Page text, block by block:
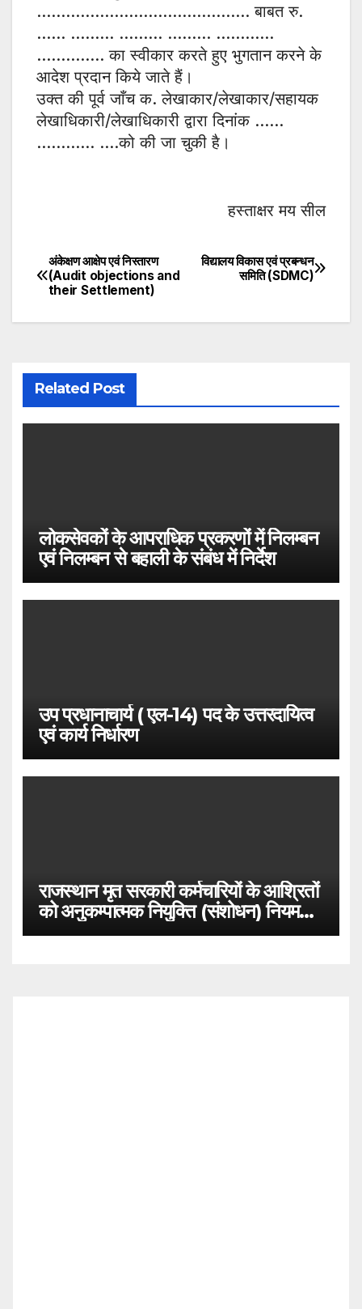
…………………………………….. बाबत रु.
…… ……… ……… ……… …………
………….. का स्वीकार करते हुए भुगतान करने के
आदेश प्रदान किये जाते हैं।
उक्त की पूर्व जाँच क. लेखाकार/लेखाकार/सहायक
लेखाधिकारी/लेखाधिकारी द्वारा दिनांक ……
………… ….को की जा चुकी है।
हस्ताक्षर मय सील
Post
navigation
विद्यालय विकास एवं प्रबन्धन
समिति (SDMC)
अंकेक्षण आक्षेप एवं निस्तारण
(Audit objections and
their Settlement)
Related Post
लोकसेवकों के आपराधिक प्रकरणों में निलम्बन
एवं निलम्बन से बहाली के संबंध में निर्देश
उप प्रधानाचार्य ( एल-14) पद के उत्तरदायित्व
एवं कार्य निर्धारण
राजस्थान मृत सरकारी कर्मचारियों के आश्रितों
को अनुकम्पात्मक नियुक्ति (संशोधन) नियम
2021